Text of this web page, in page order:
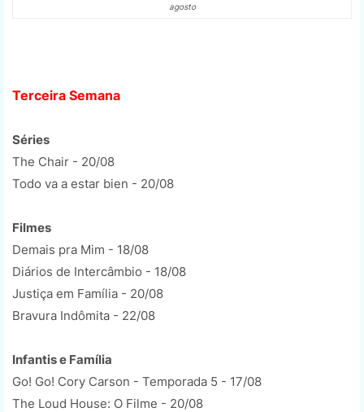
agosto
Terceira Semana
Séries
The Chair - 20/08
Todo va a estar bien - 20/08
Filmes
Demais pra Mim - 18/08
Diários de Intercâmbio - 18/08
Justiça em Família - 20/08
Bravura Indômita - 22/08
Infantis e Família
Go! Go! Cory Carson - Temporada 5 - 17/08
The Loud House: O Filme - 20/08